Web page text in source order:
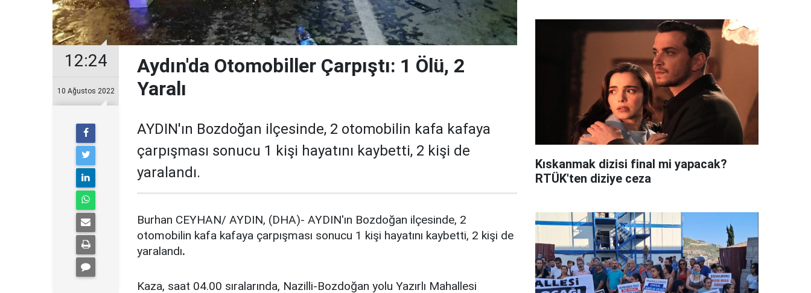
12:24
10 Ağustos 2022
Aydın'da Otomobiller Çarpıştı: 1 Ölü, 2
Yaralı
AYDIN'ın Bozdoğan ilçesinde, 2 otomobilin kafa kafaya
çarpışması sonucu 1 kişi hayatını kaybetti, 2 kişi de
yaralandı.
Burhan CEYHAN/ AYDIN, (DHA)- AYDIN'ın Bozdoğan ilçesinde, 2
otomobilin kafa kafaya çarpışması sonucu 1 kişi hayatını kaybetti, 2 kişi de
yaralandı.
Kaza, saat 04.00 sıralarında, Nazilli-Bozdoğan yolu Yazırlı Mahallesi
Kıskanmak dizisi final mi yapacak?
RTÜK'ten diziye ceza